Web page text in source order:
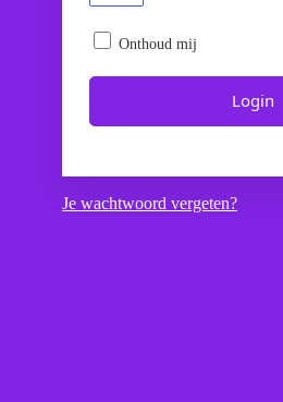
Onthoud mij
Je wachtwoord vergeten?